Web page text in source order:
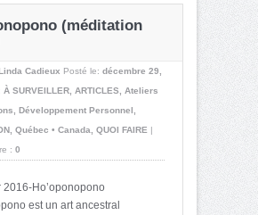
(méditation
Cadieux Posté le: décembre 29,
À SURVEILLER ARTICLES
Ateliers
Développement Personnel
Québec • Canada QUOI FAIRE |
: 0
2016-Ho’oponopono
est un art ancestral